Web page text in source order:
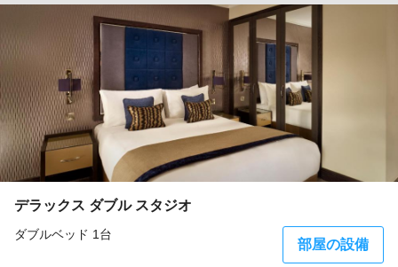
デラックス ダブル スタジオ
ダブルベッド 1台
部屋の設備